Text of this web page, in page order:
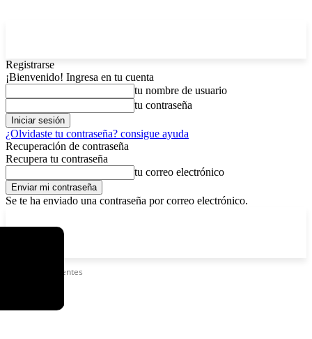
Registrarse
¡Bienvenido! Ingresa en tu cuenta
tu nombre de usuario
tu contraseña
¿Olvidaste tu contraseña? consigue ayuda
Recuperación de contraseña
Recupera tu contraseña
tu correo electrónico
Se te ha enviado una contraseña por correo electrónico.
Patentes